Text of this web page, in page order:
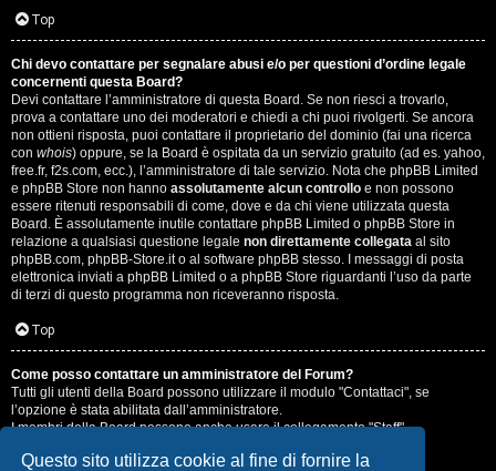
Questo sito utilizza cookie al fine di fornire la
Top
Chi devo contattare per segnalare abusi e/o per questioni d’ordine legale
concernenti questa Board?
Devi contattare l’amministratore di questa Board. Se non riesci a trovarlo,
prova a contattare uno dei moderatori e chiedi a chi puoi rivolgerti. Se ancora
non ottieni risposta, puoi contattare il proprietario del dominio (fai una ricerca
con whois) oppure, se la Board è ospitata da un servizio gratuito (ad es. yahoo,
free.fr, f2s.com, ecc.), l’amministratore di tale servizio. Nota che phpBB Limited
e phpBB Store non hanno assolutamente alcun controllo e non possono
essere ritenuti responsabili di come, dove e da chi viene utilizzata questa
Board. È assolutamente inutile contattare phpBB Limited o phpBB Store in
relazione a qualsiasi questione legale non direttamente collegata al sito
phpBB.com, phpBB-Store.it o al software phpBB stesso. I messaggi di posta
elettronica inviati a phpBB Limited o a phpBB Store riguardanti l’uso da parte
di terzi di questo programma non riceveranno risposta.
Top
Come posso contattare un amministratore del Forum?
Tutti gli utenti della Board possono utilizzare il modulo "Contattaci", se
l’opzione è stata abilitata dall’amministratore.
I membri della Board possono anche usare il collegamento "Staff".
Top